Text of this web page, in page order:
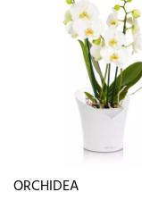
ORCHIDEA